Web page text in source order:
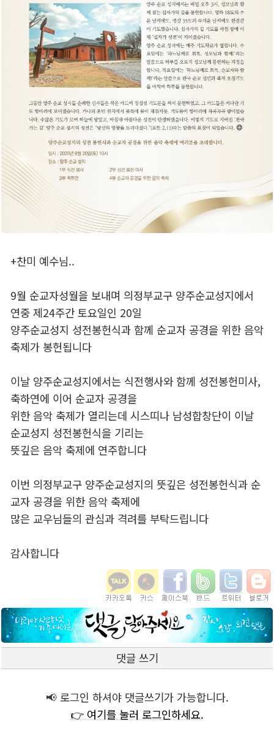
+찬미 예수님..
9월 순교자성월을 보내며 의정부교구 양주순교성지에서
연중 제24주간 토요일인 20일
양주순교성지 성전봉헌식과 함께 순교자 공경을 위한 음악
축제가 봉헌됩니다
이날 양주순교성지에서는 식전행사와 함께 성전봉헌미사,
축하연에 이어 순교자 공경을
위한 음악 축제가 열리는데 시스띠나 남성합창단이 이날
순교성지 성전봉헌식을 기리는
뜻깊은 음악 축제에 연주합니다
이번 의정부교구 양주순교성지의 뜻깊은 성전봉헌식과 순
교자 공경을 위한 음악 축제에
많은 교우님들의 관심과 격려를 부탁드립니다
감사합니다
댓글 쓰기
📢 로그인 하셔야 댓글쓰기가 가능합니다.
👉 여기를 눌러 로그인하세요.